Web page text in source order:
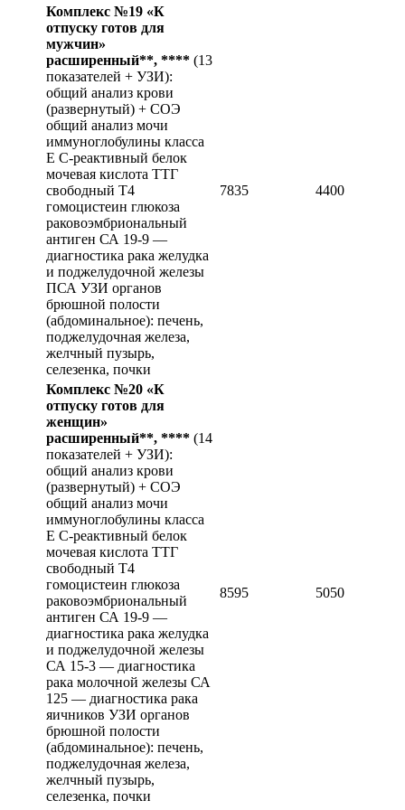
Комплекс №19 «К
отпуску готов для
мужчин»
расширенный**, **** (13
показателей + УЗИ):
общий анализ крови
(развернутый) + СОЭ
общий анализ мочи
иммуноглобулины класса
Е С-реактивный белок
мочевая кислота ТТГ
свободный Т4
гомоцистеин глюкоза
раковоэмбриональный
антиген СА 19-9 —
диагностика рака желудка
и поджелудочной железы
ПСА УЗИ органов
брюшной полости
(абдоминальное): печень,
поджелудочная железа,
желчный пузырь,
селезенка, почки
7835 4400
Комплекс №20 «К
отпуску готов для
женщин»
расширенный**, **** (14
показателей + УЗИ):
общий анализ крови
(развернутый) + СОЭ
общий анализ мочи
иммуноглобулины класса
Е С-реактивный белок
мочевая кислота ТТГ
свободный Т4
гомоцистеин глюкоза
раковоэмбриональный
антиген СА 19-9 —
диагностика рака желудка
и поджелудочной железы
СА 15-3 — диагностика
рака молочной железы СА
125 — диагностика рака
яичников УЗИ органов
брюшной полости
(абдоминальное): печень,
поджелудочная железа,
желчный пузырь,
селезенка, почки
8595 5050